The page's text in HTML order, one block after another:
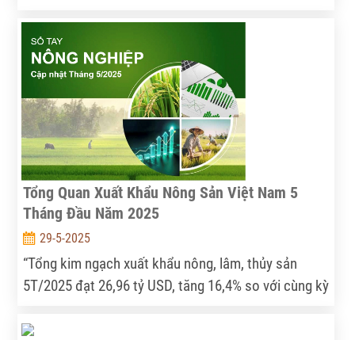
Tuy nhiên, các thách thức về tỷ giá, logistics và rào
cản kỹ thuật đang đòi hỏi giải pháp quyết liệt để đạt
mục tiêu 65 tỷ USD.
Tổng Quan Xuất Khẩu Nông Sản Việt Nam 5
Tháng Đầu Năm 2025
29-5-2025
“Tổng kim ngạch xuất khẩu nông, lâm, thủy sản
5T/2025 đạt 26,96 tỷ USD, tăng 16,4% so với cùng kỳ
5/2025